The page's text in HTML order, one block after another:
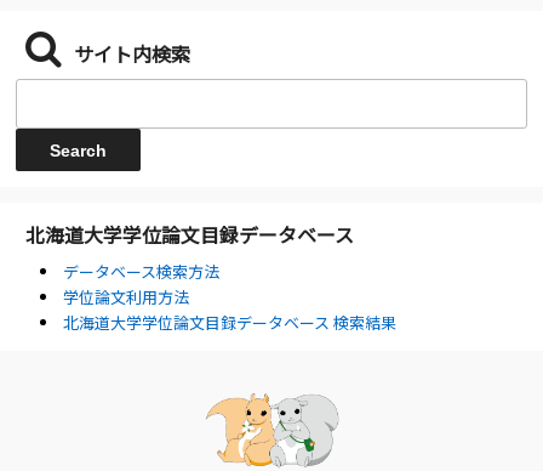
サイト内検索
北海道大学学位論文目録データベース
データベース検索方法
学位論文利用方法
北海道大学学位論文目録データベース 検索結果